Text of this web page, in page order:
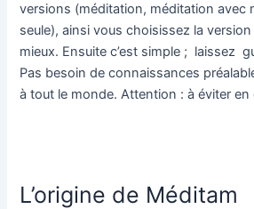
versions (méditation, méditation avec
seule), ainsi vous choisissez la
mieux. Ensuite c’est simple ; laissez
Pas besoin de connaissances
à tout le monde. Attention : à éviter en
L’origine de Méditam